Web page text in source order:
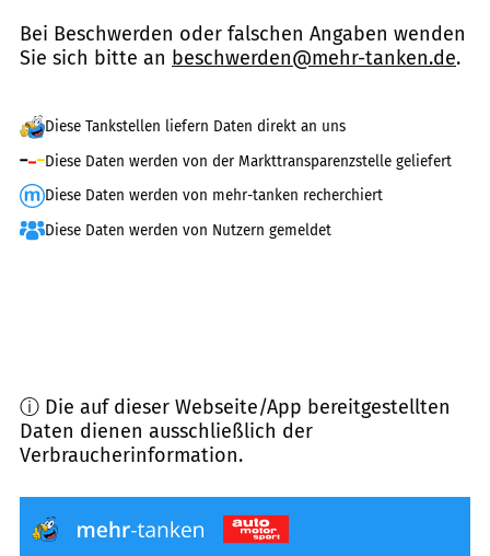
Bei Beschwerden oder falschen Angaben wenden
Sie sich bitte an beschwerden@mehr-tanken.de.
Diese Tankstellen liefern Daten direkt an uns
Diese Daten werden von der Markttransparenzstelle geliefert
Diese Daten werden von mehr-tanken recherchiert
Diese Daten werden von Nutzern gemeldet
ⓘ Die auf dieser Webseite/App bereitgestellten
Daten dienen ausschließlich der
Verbraucherinformation.